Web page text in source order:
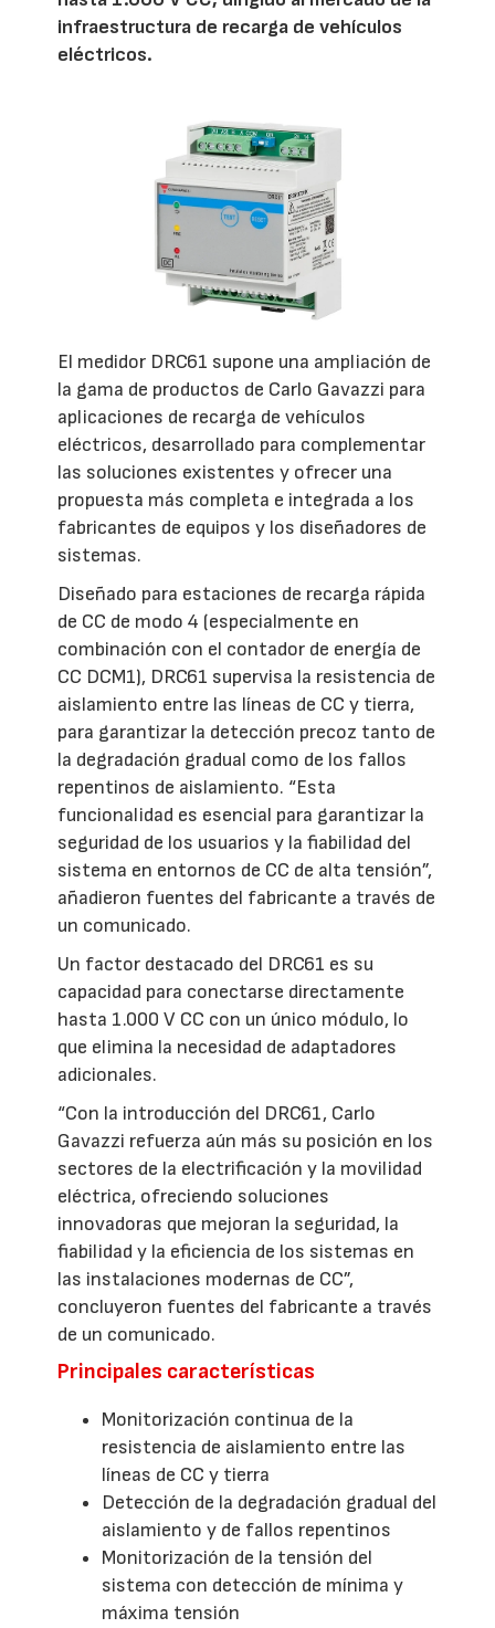
infraestructura de recarga de vehículos
eléctricos.
El medidor DRC61 supone una ampliación de
la gama de productos de Carlo Gavazzi para
aplicaciones de recarga de vehículos
eléctricos, desarrollado para complementar
las soluciones existentes y ofrecer una
propuesta más completa e integrada a los
fabricantes de equipos y los diseñadores de
sistemas.
Diseñado para estaciones de recarga rápida
de CC de modo 4 (especialmente en
combinación con el contador de energía de
CC DCM1), DRC61 supervisa la resistencia de
aislamiento entre las líneas de CC y tierra,
para garantizar la detección precoz tanto de
la degradación gradual como de los fallos
repentinos de aislamiento. “Esta
funcionalidad es esencial para garantizar la
seguridad de los usuarios y la fiabilidad del
sistema en entornos de CC de alta tensión”,
añadieron fuentes del fabricante a través de
un comunicado.
Un factor destacado del DRC61 es su
capacidad para conectarse directamente
hasta 1.000 V CC con un único módulo, lo
que elimina la necesidad de adaptadores
adicionales.
“Con la introducción del DRC61, Carlo
Gavazzi refuerza aún más su posición en los
sectores de la electrificación y la movilidad
eléctrica, ofreciendo soluciones
innovadoras que mejoran la seguridad, la
fiabilidad y la eficiencia de los sistemas en
las instalaciones modernas de CC”,
concluyeron fuentes del fabricante a través
de un comunicado.
Principales características
Monitorización continua de la
resistencia de aislamiento entre las
líneas de CC y tierra
Detección de la degradación gradual del
aislamiento y de fallos repentinos
Monitorización de la tensión del
sistema con detección de mínima y
máxima tensión